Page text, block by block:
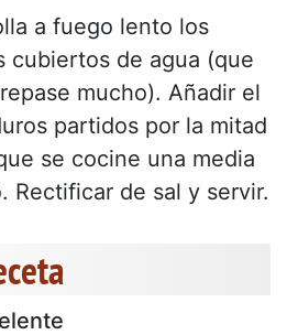
a fuego lento los
cubiertos de agua (que
mucho). Añadir el
partidos por la mitad
se cocine una media
Rectificar de sal y servir.